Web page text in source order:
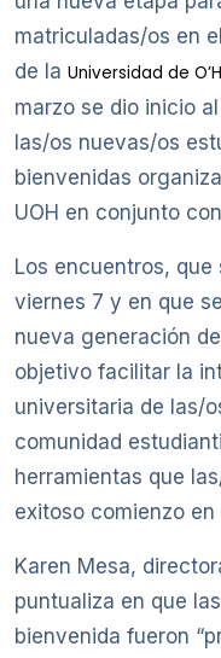
matriculadas/os en
de la Universidad de
marzo se dio inicio
las/os nuevas/os
bienvenidas
UOH en conjunto
Los encuentros, que
viernes 7 y en que
nueva generación
objetivo facilitar la
universitaria de las/
comunidad
herramientas que
exitoso comienzo
Karen Mesa,
puntualiza en que
bienvenida fueron